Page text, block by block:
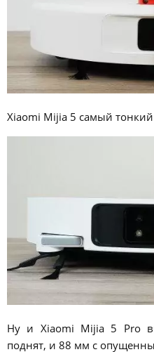
Xiaomi Mijia 5 самый
Ну и Xiaomi Mijia 5 Pro
поднят, и 88 мм с